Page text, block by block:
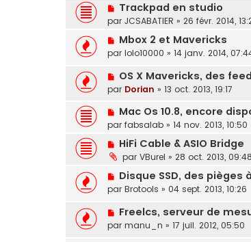
Trackpad en studio
par JCSABATIER » 26 févr. 2014,
Mbox 2 et Mavericks
par lolo10000 » 14 janv. 2014,
OS X Mavericks, des
par Dorian » 13 oct. 2013, 19:17
Mac Os 10.8, encore
par fabsalab » 14 nov. 2013, 10:50
HiFi Cable & ASIO Bridge
par VBurel » 28 oct. 2013, 09:48
Disque SSD, des pièges
par Brotools » 04 sept. 2013, 10:26
Freelcs, serveur de
par manu_n » 17 juil. 2012, 05:50